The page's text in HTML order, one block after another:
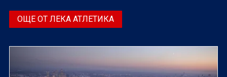
ОЩЕ ОТ ЛЕКА АТЛЕТИКА